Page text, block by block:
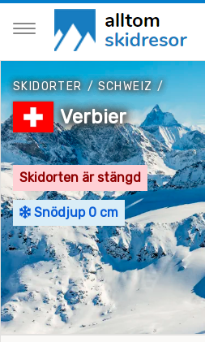
SKIDORTER/SCHWEIZ /
Verbier
Skidorten är stängd
Snödjup 0 cm